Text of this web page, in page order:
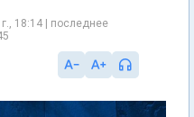
18:14 | последнее